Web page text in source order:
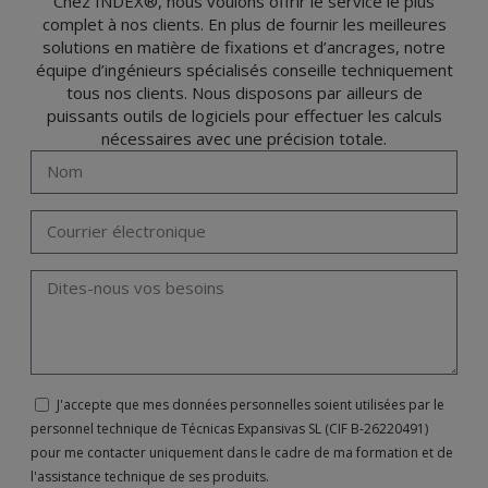
complet à nos clients. En plus de fournir les meilleures
solutions en matière de fixations et d’ancrages, notre
équipe d’ingénieurs spécialisés conseille techniquement
tous nos clients. Nous disposons par ailleurs de
puissants outils de logiciels pour effectuer les calculs
nécessaires avec une précision totale.
J'accepte que mes données personnelles soient utilisées par le
personnel technique de Técnicas Expansivas SL (CIF B-26220491)
pour me contacter uniquement dans le cadre de ma formation et de
l'assistance technique de ses produits.